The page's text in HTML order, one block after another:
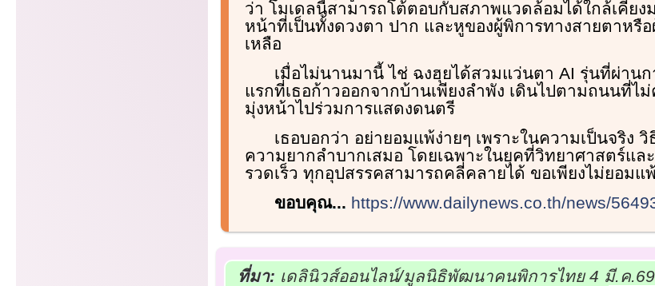
ว่า โมเดลนี้สามารถโต้ตอบกับสภาพแวดล้อมได้ใกล้เคียง
หน้าที่เป็นทั้งดวงตา ปาก และหูของผู้พิการทางสายตาหรื
เหลือ
เมื่อไม่นานมานี้ ไช่ ฉงฮุยได้สวมแว่นตา AI รุ่นที่ผ่าน
แรกที่เธอก้าวออกจากบ้านเพียงลำพัง เดินไปตามถนนที่ไ
มุ่งหน้าไปร่วมการแสดงดนตรี
เธอบอกว่า อย่ายอมแพ้ง่ายๆ เพราะในความเป็นจริง
ความยากลำบากเสมอ โดยเฉพาะในยุคที่วิทยาศาสตร์แล
รวดเร็ว ทุกอุปสรรคสามารถคลี่คลายได้ ขอเพียงไม่ยอมแพ้
ขอบคุณ... https://www.dailynews.co.th/news/
ที่มา: เดลินิวส์ออนไลน์/มูลนิธิพัฒนาคนพิการไทย 4 มี.ค.69